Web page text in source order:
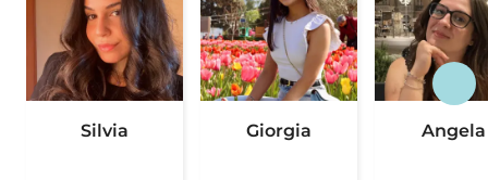
Silvia Giorgia Angela